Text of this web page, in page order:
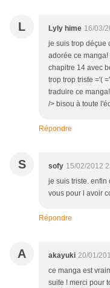
L Lyly hime 16/03/
je suis trop déçue
adorée ce
chapitre 14 avec
trop trop triste ='(
traduire ce
/> bisou à toute
Répondre
S sofy 15/02/2012
je suis triste. enfin
vous pour l avoir
Répondre
A akayuki 20/01/
ce manga est
suite ! merci pour